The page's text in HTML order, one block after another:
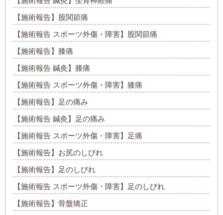
【施術報告】股関節痛
【施術報告 スポーツ外傷・障害】股関節痛
【施術報告】膝痛
【施術報告 鍼灸】膝痛
【施術報告 スポーツ外傷・障害】膝痛
【施術報告】足の痛み
【施術報告 鍼灸】足の痛み
【施術報告 スポーツ外傷・障害】足痛
【施術報告】お尻のしびれ
【施術報告】足のしびれ
【施術報告 スポーツ外傷・障害】足のしびれ
【施術報告】骨盤矯正